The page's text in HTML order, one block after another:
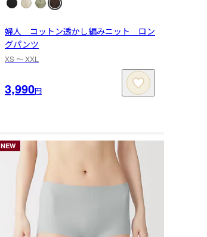
婦人 コットン透かし編みニット ロン
グパンツ
XS 〜 XXL
3,990円
NEW